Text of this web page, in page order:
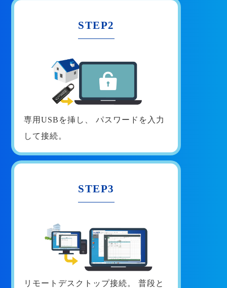
STEP2
専用USBを挿し、
パスワードを入力
して接続。
STEP3
リモートデスクトップ接続。
普段と